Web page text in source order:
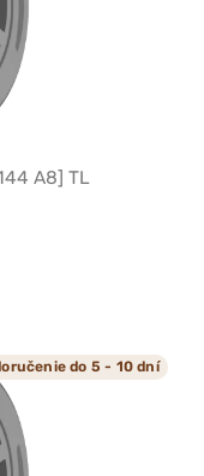
A8] TL
do 5 - 10 dní